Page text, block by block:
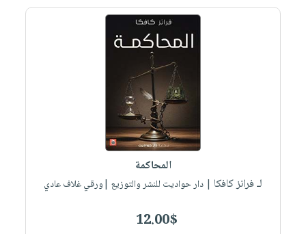
المحاكمة
لـ فرانز كافكا | دار حواديت للنشر والتوزيع |ورقي غلاف عادي
12.00$